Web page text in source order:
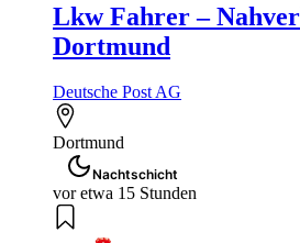
Lkw Fahrer –
Dortmund
Deutsche Post AG
Dortmund
Nachtschicht
vor etwa 15 Stunden